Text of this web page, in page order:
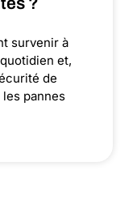
survenir à
et,
de
pannes